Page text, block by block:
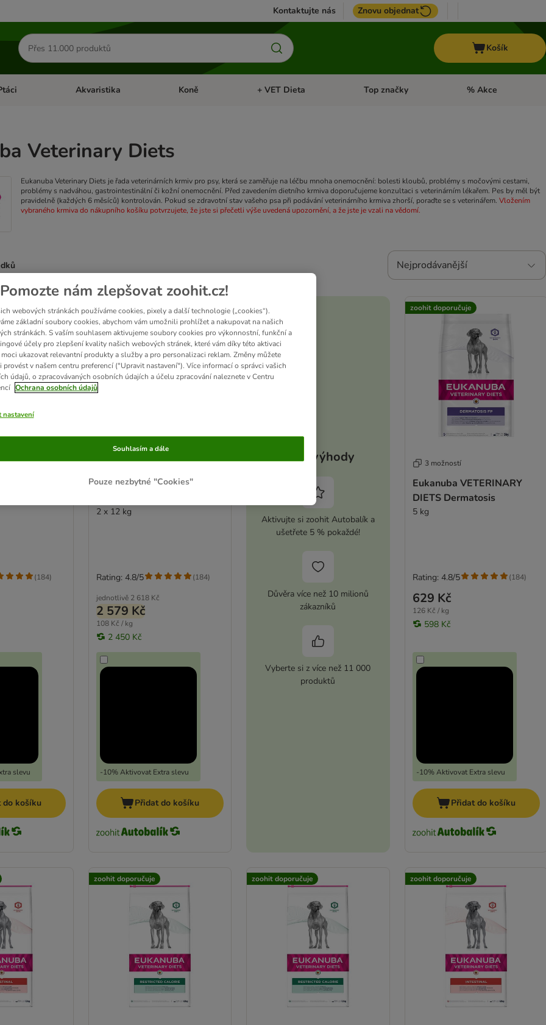
Kontaktujte nás Znovu objednat
Hledat
produkty
Košík
menu: Malá zvířataOtevřít menu: Ptáci
Akvaristika Otevřít menu: Akvaristika
Koně Otevřít menu: Koně
+ VET Dieta Otevřít menu: + VET Dieta
Top značky Otevřít menu: Top
% Akce
Veterinary Diets
Eukanuba Veterinary Diets je řada veterinárních krmiv pro psy, která se zaměřuje na léčbu mnoha onemocnění: bolesti kloubů, problémy s močovými cestami,
problémy s nadváhou, gastrointestinální či kožní onemocnění. Před zavedením dietního krmiva doporučujeme konzultaci s veterinárním lékařem. Pes by měl být
pravidelně (každých 6 měsíců) kontrolován. Pokud se zdravotní stav vašeho psa při podávání veterinárního krmiva zhorší, poraďte se s veterinářem. Vložením
vybraného krmiva do nákupního košíku potvrzujete, že jste si přečetli výše uvedená upozornění, a že jste je vzali na vědomí.
Nejprodávanější
been changed
slevu
(184)
do košíku
zoohit doporučuje
3 možností
Eukanuba VETERINARY
2 x 12 kg
jednotlivě 2 618 Kč
2 579 Kč
108 Kč / kg
2 450 Kč
-10% Aktivovat Extra slevu
Rating: 4.8/5 (184)
Přidat do košíku
Vaše výhody
Aktivujte si zoohit Autobalík a
ušetřete 5 % pokaždé!
Důvěra více než 10 milionů
zákazníků
Vyberte si z více než 11 000
produktů
zoohit doporučuje
3 možností
Eukanuba VETERINARY
DIETS Dermatosis
5 kg
629 Kč
126 Kč / kg
598 Kč
-10% Aktivovat Extra slevu
Rating: 4.8/5 (184)
Přidat do košíku
zoohit doporučuje zoohit doporučuje zoohit doporučuje
Pomozte nám zlepšovat zoohit.cz!
webových stránkách používáme cookies, pixely a další technologie („cookies“).
základní soubory cookies, abychom vám umožnili prohlížet a nakupovat na našich
stránkách. S vaším souhlasem aktivujeme soubory cookies pro výkonnostní, funkční a
účely pro zlepšení kvality našich webových stránek, které vám díky této aktivaci
ukazovat relevantní produkty a služby a pro personalizaci reklam. Změny můžete
provést v našem centru preferencí ("Upravit nastavení"). Více informací o správci vašich
údajů, o zpracovávaných osobních údajích a účelu zpracování naleznete v Centru
Ochrana osobních údajů
nastavení
Pouze nezbytné "Cookies"
Souhlasím a dále